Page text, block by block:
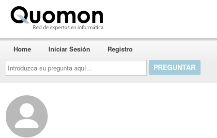
Introduzca
su
pregunta
aquí...
Home Iniciar Sesión Registro